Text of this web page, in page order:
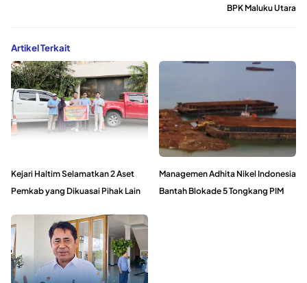
BPK Maluku Utara
Artikel Terkait
Kejari Haltim Selamatkan 2 Aset
Pemkab yang Dikuasai Pihak Lain
Managemen Adhita Nikel Indonesia
Bantah Blokade 5 Tongkang PIM